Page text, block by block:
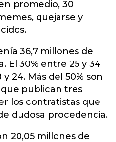
promedio, 30
quejarse y
36,7 millones de
El 30% entre 25 y 34
24. Más del 50% son
publican tres
los contratistas que
dudosa procedencia.
20,05 millones de